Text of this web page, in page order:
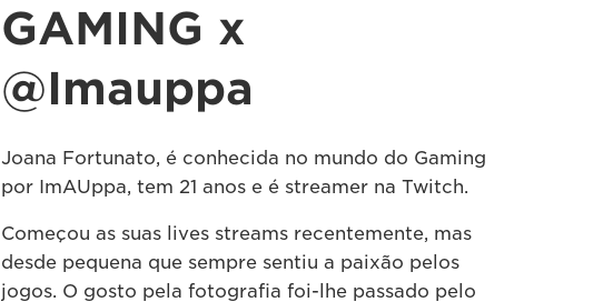
GAMING x
@Imauppa
Joana Fortunato, é conhecida no mundo do Gaming
por ImAUppa, tem 21 anos e é streamer na Twitch.
Começou as suas lives streams recentemente, mas
desde pequena que sempre sentiu a paixão pelos
jogos. O gosto pela fotografia foi-lhe passado pelo